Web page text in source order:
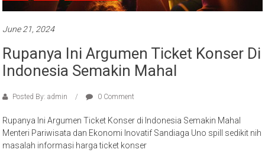
June 21, 2024
Rupanya Ini Argumen Ticket Konser Di
Indonesia Semakin Mahal
Posted By: admin 0 Comment
Rupanya Ini Argumen Ticket Konser di Indonesia Semakin Mahal
Menteri Pariwisata dan Ekonomi Inovatif Sandiaga Uno spill sedikit nih
masalah informasi harga ticket konser